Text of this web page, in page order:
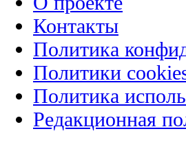
Контакты
Политика
Политики
Политика
Редакционная